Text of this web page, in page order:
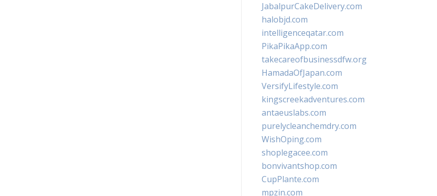
JabalpurCakeDelivery.com
halobjd.com
intelligenceqatar.com
PikaPikaApp.com
takecareofbusinessdfw.org
HamadaOfJapan.com
VersifyLifestyle.com
kingscreekadventures.com
antaeuslabs.com
purelycleanchemdry.com
WishOping.com
shoplegacee.com
bonvivantshop.com
CupPlante.com
mpzin.com